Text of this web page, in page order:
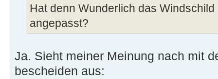
Hat denn Wunderlich das
angepasst?
Ja. Sieht meiner Meinung nach mit
bescheiden aus: